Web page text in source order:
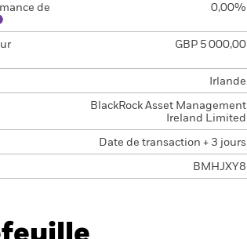
de
0,00%
GBP 5 000,00
Irlande
BlackRock Asset Management
Ireland Limited
Date de transaction + 3 jours
BMHJXY8